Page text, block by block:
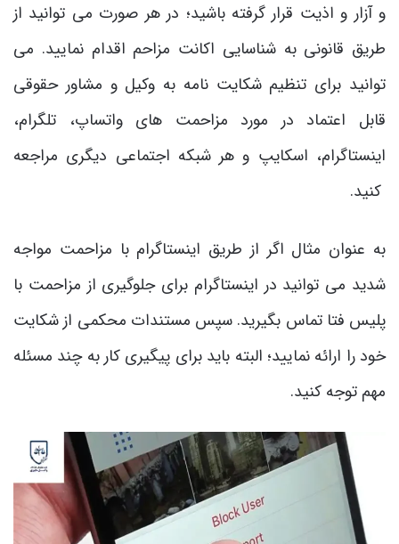
و آزار و اذیت قرار گرفته باشید؛ در هر صورت می توانید از
طریق قانونی به شناسایی اکانت مزاحم اقدام نمایید. می
توانید برای تنظیم شکایت نامه به وکیل و مشاور حقوقی
قابل اعتماد در مورد مزاحمت های واتساپ، تلگرام،
اینستاگرام، اسکایپ و هر شبکه اجتماعی دیگری مراجعه
کنید.
به عنوان مثال اگر از طریق اینستاگرام با مزاحمت مواجه
شدید می توانید در اینستاگرام برای جلوگیری از مزاحمت با
پلیس فتا تماس بگیرید. سپس مستندات محکمی از شکایت
خود را ارائه نمایید؛ البته باید برای پیگیری کار به چند مسئله
مهم توجه کنید.